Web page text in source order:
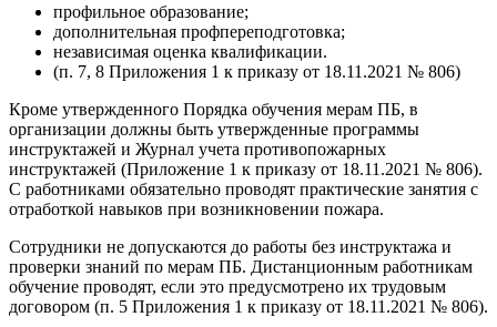
профильное образование;
дополнительная профпереподготовка;
независимая оценка квалификации.
(п. 7, 8 Приложения 1 к приказу от 18.11.2021 № 806)
Кроме утвержденного Порядка обучения мерам ПБ, в
организации должны быть утвержденные программы
инструктажей и Журнал учета противопожарных
инструктажей (Приложение 1 к приказу от 18.11.2021 № 806).
С работниками обязательно проводят практические занятия с
отработкой навыков при возникновении пожара.
Сотрудники не допускаются до работы без инструктажа и
проверки знаний по мерам ПБ. Дистанционным работникам
обучение проводят, если это предусмотрено их трудовым
договором (п. 5 Приложения 1 к приказу от 18.11.2021 № 806).